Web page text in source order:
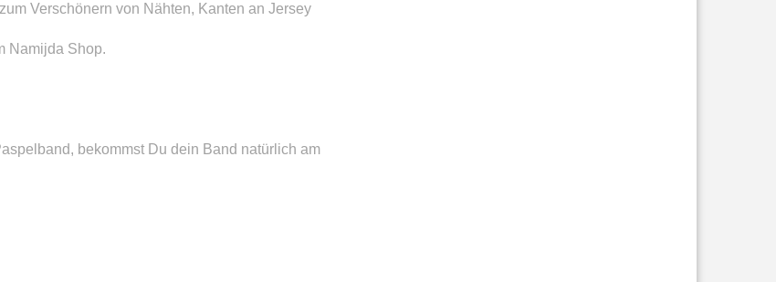
Verschönern von Nähten, Kanten an Jersey
Namijda Shop.
bekommst Du dein Band natürlich am